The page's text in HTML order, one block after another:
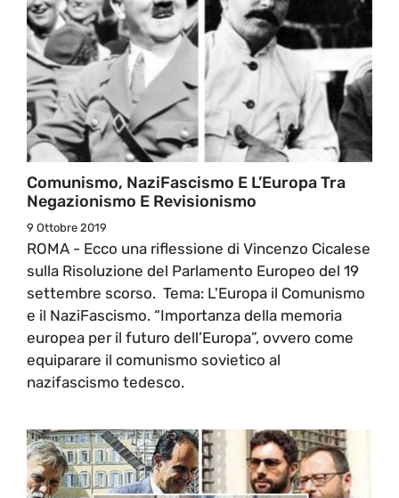
Comunismo, NaziFascismo E L’Europa Tra
Negazionismo E Revisionismo
9 Ottobre 2019
ROMA - Ecco una riflessione di Vincenzo Cicalese
sulla Risoluzione del Parlamento Europeo del 19
settembre scorso. Tema: L'Europa il Comunismo
e il NaziFascismo. “Importanza della memoria
europea per il futuro dell’Europa”, ovvero come
equiparare il comunismo sovietico al
nazifascismo tedesco.